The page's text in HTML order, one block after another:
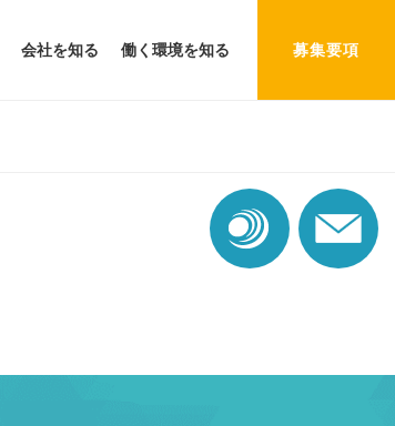
募集要項
会社を知る 働く環境を知る